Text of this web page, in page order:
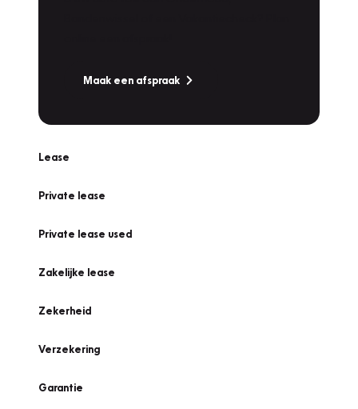
Maak een afspraak
Lease
Private lease
Private lease used
Zakelijke lease
Zekerheid
Verzekering
Garantie